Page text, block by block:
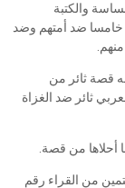
والكتبة
خامسا ضد أمتهم وضد
قصة ثائر من
ثائر ضد الغزاة
أحلاها من قصة.
من القراء رقم